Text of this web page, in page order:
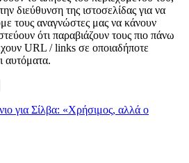
διεύθυνση της ιστοσελίδας για να
τους αναγνώστες μας να κάνουν
ότι παραβιάζουν τους πιο πάνω
URL / links σε οποιαδήποτε
αυτόματα.
για Σίλβα: «Χρήσιμος, αλλά ο